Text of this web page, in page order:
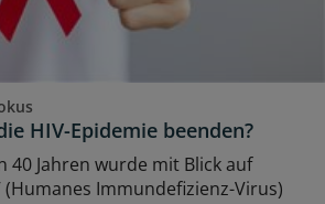
HIV-Epidemie beenden?
40 Jahren wurde mit Blick auf
Immundefizienz-Virus)